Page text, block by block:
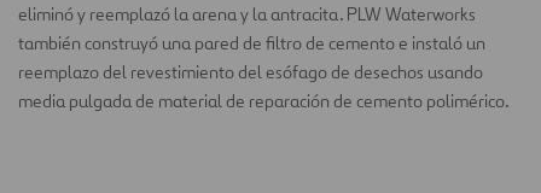
eliminó y reemplazó la arena y la antracita. PLW Waterworks
también construyó una pared de filtro de cemento e instaló un
reemplazo del revestimiento del esófago de desechos usando
media pulgada de material de reparación de cemento polimérico.